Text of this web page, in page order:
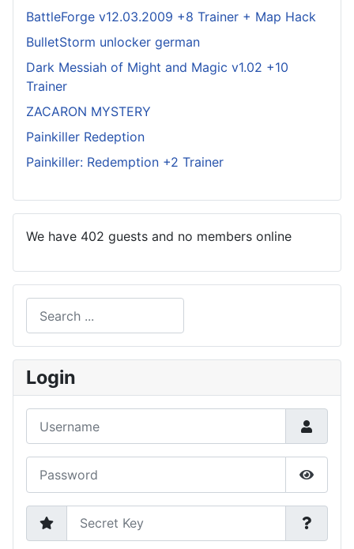
BattleForge v12.03.2009 +8 Trainer + Map Hack
BulletStorm unlocker german
Dark Messiah of Might and Magic v1.02 +10
Trainer
ZACARON MYSTERY
Painkiller Redeption
Painkiller: Redemption +2 Trainer
We have 402 guests and no members online
Type 2 or more characters for results.
Login
Show
Secret Key